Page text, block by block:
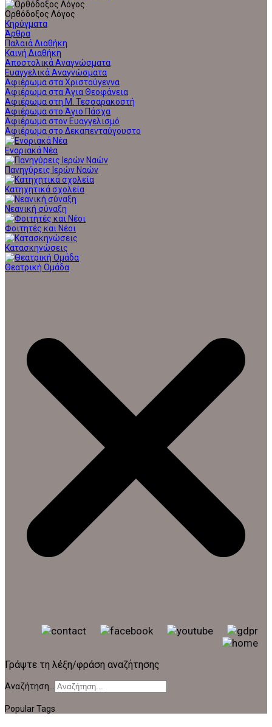
Ορθόδοξος Λόγος
Κηρύγματα
Άρθρα
Παλαιά Διαθήκη
Καινή Διαθήκη
Αποστολικά Αναγνώσματα
Ευαγγελικά Αναγνώσματα
Αφιέρωμα στα Χριστούγεννα
Αφιέρωμα στα Άγια Θεοφάνεια
Αφιέρωμα στη Μ. Τεσσαρακοστή
Αφιέρωμα στο Άγιο Πάσχα
Αφιέρωμα στον Ευαγγελισμό
Αφιέρωμα στο Δεκαπενταύγουστο
Ενοριακά Νέα
Πανηγύρεις Ιερών Ναών
Κατηχητικά σχολεία
Νεανική σύναξη
Φοιτητές και Νέοι
Κατασκηνώσεις
Θεατρική Ομάδα
Γράψτε τη λέξη/φράση αναζήτησης
Αναζήτηση...
Popular Tags